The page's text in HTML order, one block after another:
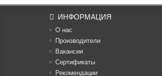
ИНФОРМАЦИЯ
О нас
Производители
Вакансии
Cертификаты
Рекомендации